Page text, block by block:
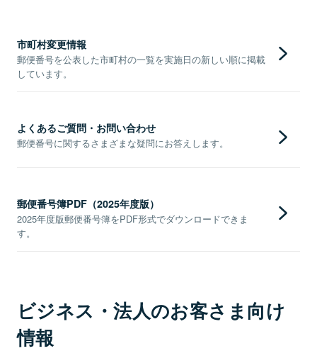
市町村変更情報
郵便番号を公表した市町村の一覧を実施日の新しい順に掲載
しています。
よくあるご質問・お問い合わせ
郵便番号に関するさまざまな疑問にお答えします。
郵便番号簿PDF（2025年度版）
2025年度版郵便番号簿をPDF形式でダウンロードできま
す。
ビジネス・法人のお客さま向け
情報